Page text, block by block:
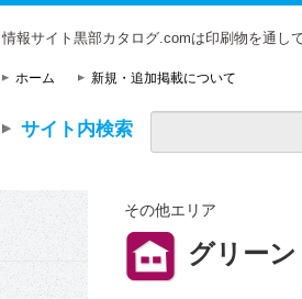
情報サイト黒部カタログ.comは印刷物を通し
ホーム 新規・追加掲載について
サイト内検索
その他エリア
⑪ グリー